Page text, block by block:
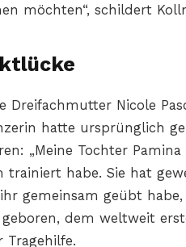
möchten“, schildert
Nicole
hatte ursprünglich
„Meine Tochter
habe. Sie hat
gemeinsam geübt habe,
dem weltweit
Tragehilfe.